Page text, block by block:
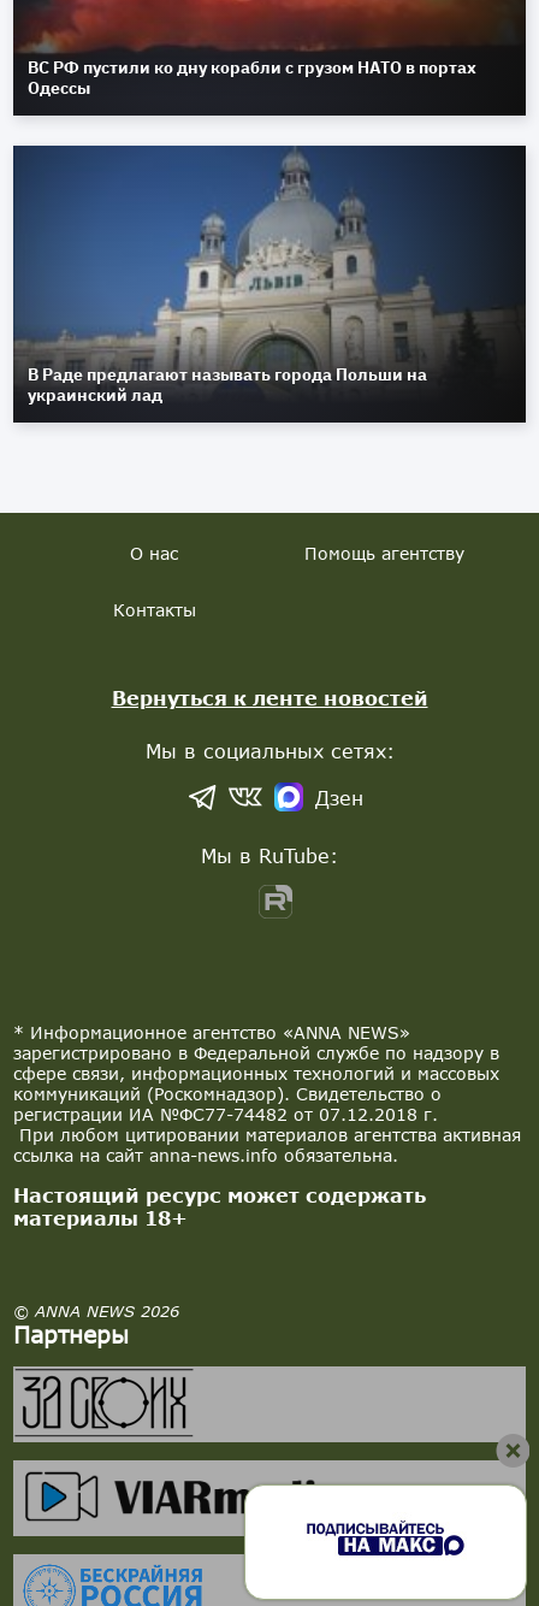
ВС РФ пустили ко дну корабли с грузом НАТО в портах
Одессы
В Раде предлагают называть города Польши на
украинский лад
* Информационное агентство «ANNA NEWS»
зарегистрировано в Федеральной службе по надзору в
сфере связи, информационных технологий и массовых
коммуникаций (Роскомнадзор). Свидетельство о
регистрации ИА №ФС77-74482 от 07.12.2018 г.
При любом цитировании материалов агентства активная
ссылка на сайт anna-news.info обязательна.
Настоящий ресурс может содержать
материалы 18+
© ANNA NEWS 2026
Партнеры
О нас Помощь агентству
Контакты
Вернуться к ленте новостей
Мы в социальных сетях:
Дзен
Мы в RuTube: